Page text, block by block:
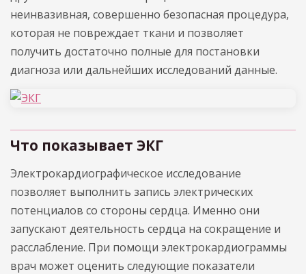
неинвазивная, совершенно безопасная процедура,
которая не повреждает ткани и позволяет
получить достаточно полные для постановки
диагноза или дальнейших исследований данные.
Что показывает ЭКГ
Электрокардиографическое исследование
позволяет выполнить запись электрических
потенциалов со стороны сердца. Именно они
запускают деятельность сердца на сокращение и
расслабление. При помощи электрокардиограммы
врач может оценить следующие показатели